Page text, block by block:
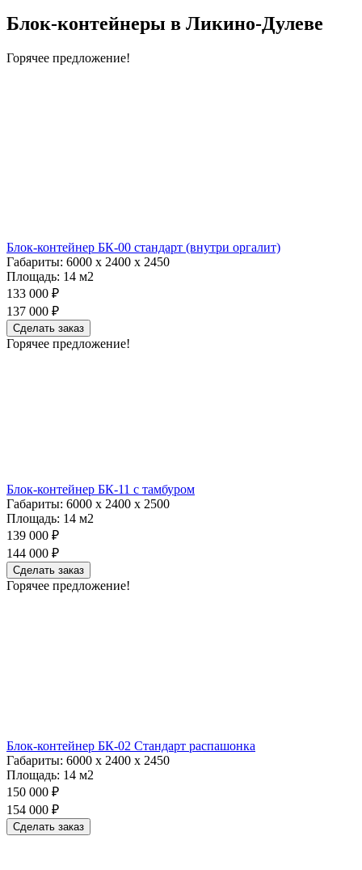
Блок-контейнеры в Ликино-Дулеве
Горячее предложение!
Блок-контейнер БК-00 стандарт (внутри оргалит)
Габариты: 6000 х 2400 х 2450
Площадь: 14 м2
133 000 ₽
137 000 ₽
Сделать заказ
Горячее предложение!
Блок-контейнер БК-11 c тамбуром
Габариты: 6000 х 2400 х 2500
Площадь: 14 м2
139 000 ₽
144 000 ₽
Сделать заказ
Горячее предложение!
Блок-контейнер БК-02 Стандарт распашонка
Габариты: 6000 х 2400 х 2450
Площадь: 14 м2
150 000 ₽
154 000 ₽
Сделать заказ